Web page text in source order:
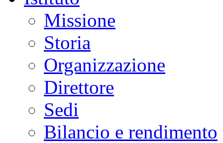
Missione
Storia
Organizzazione
Direttore
Sedi
Bilancio e rendimento